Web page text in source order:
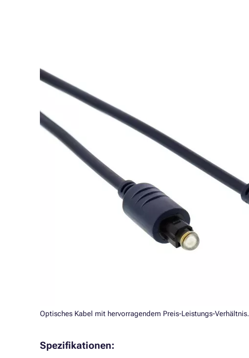
Optisches Kabel mit hervorragendem Preis-Leistungs-Verhältnis.
Spezifikationen: